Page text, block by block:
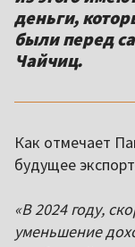
деньги,
были перед
Чайчиц.
Как отмечает
будущее
«В 2024 году,
уменьшение